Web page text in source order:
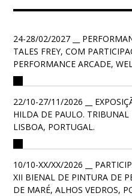
24-28/02/2027 __
TALES FREY, COM
PERFORMANCE ARCADE,
22/10-27/11/2026 __
HILDA DE PAULO.
LISBOA, PORTUGAL.
10/10-XX/XX/2026 __
XII BIENAL DE PINTURA DE
DE MARÉ, ALHOS VEDROS,